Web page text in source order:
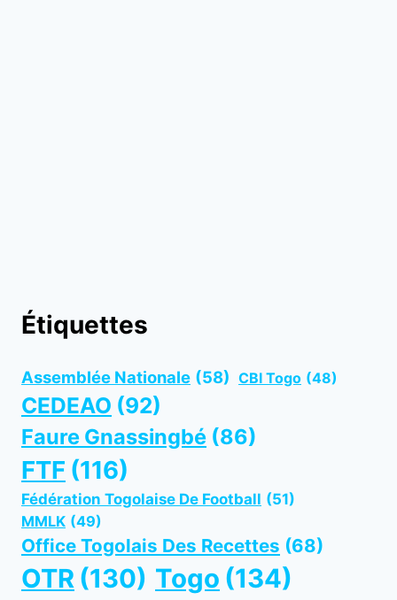
Étiquettes
Assemblée Nationale (58) CBI Togo (48)
CEDEAO (92)
Faure Gnassingbé (86)
FTF (116)
Fédération Togolaise De Football (51)
MMLK (49)
Office Togolais Des Recettes (68)
OTR (130) Togo (134)